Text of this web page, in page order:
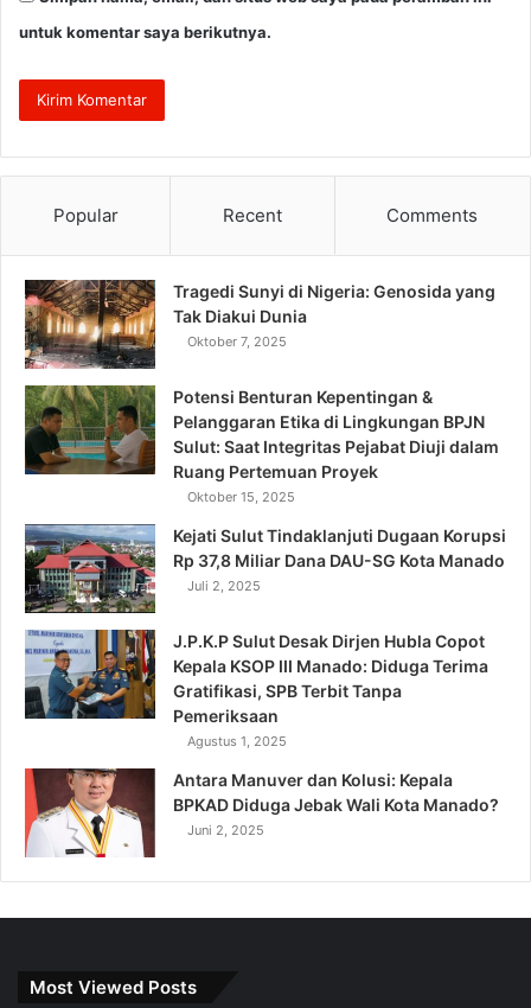
untuk komentar saya berikutnya.
Popular Recent Comments
Tragedi Sunyi di Nigeria: Genosida yang
Tak Diakui Dunia
Oktober 7, 2025
Potensi Benturan Kepentingan &
Pelanggaran Etika di Lingkungan BPJN
Sulut: Saat Integritas Pejabat Diuji dalam
Ruang Pertemuan Proyek
Oktober 15, 2025
Kejati Sulut Tindaklanjuti Dugaan Korupsi
Rp 37,8 Miliar Dana DAU-SG Kota Manado
Juli 2, 2025
J.P.K.P Sulut Desak Dirjen Hubla Copot
Kepala KSOP III Manado: Diduga Terima
Gratifikasi, SPB Terbit Tanpa
Pemeriksaan
Agustus 1, 2025
Antara Manuver dan Kolusi: Kepala
BPKAD Diduga Jebak Wali Kota Manado?
Juni 2, 2025
Most Viewed Posts